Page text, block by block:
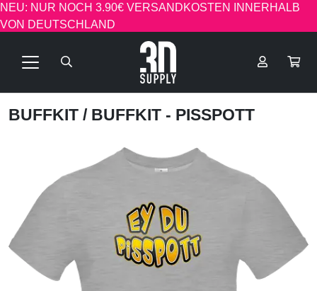
NEU: NUR NOCH 3.90€ VERSANDKOSTEN INNERHALB
VON DEUTSCHLAND
BUFFKIT / BUFFKIT - PISSPOTT